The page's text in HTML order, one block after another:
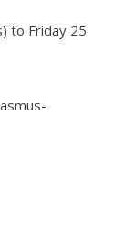
to Friday 25